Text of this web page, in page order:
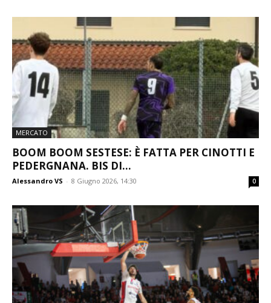
MERCATO
BOOM BOOM SESTESE: È FATTA PER CINOTTI E
PEDERGNANA. BIS DI...
Alessandro VS - 8 Giugno 2026, 14:30 0